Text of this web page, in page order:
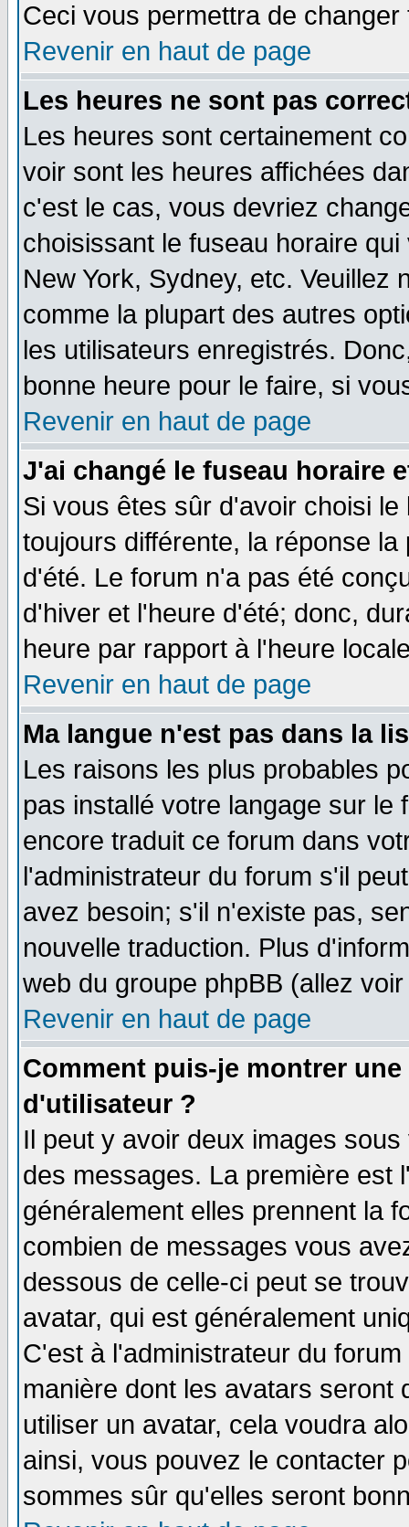
Ceci vous permettra de
Revenir en haut de page
Les heures ne sont pas
Les heures sont certainement
voir sont les heures affichées
c'est le cas, vous devriez
choisissant le fuseau horaire
New York, Sydney, etc. Veuillez
comme la plupart des autres
les utilisateurs enregistrés.
bonne heure pour le faire, si
Revenir en haut de page
J'ai changé le fuseau horaire
Si vous êtes sûr d'avoir choisi
toujours différente, la réponse
d'été. Le forum n'a pas été
d'hiver et l'heure d'été; donc,
heure par rapport à l'heure
Revenir en haut de page
Ma langue n'est pas dans la
Les raisons les plus probables
pas installé votre langage sur le
encore traduit ce forum dans
l'administrateur du forum s'il
avez besoin; s'il n'existe pas,
nouvelle traduction. Plus
web du groupe phpBB (allez
Revenir en haut de page
Comment puis-je montrer
d'utilisateur ?
Il peut y avoir deux images
des messages. La première est
généralement elles prennent la
combien de messages vous
dessous de celle-ci peut se
avatar, qui est généralement
C'est à l'administrateur du
manière dont les avatars seront
utiliser un avatar, cela voudra
ainsi, vous pouvez le contacter
sommes sûr qu'elles seront